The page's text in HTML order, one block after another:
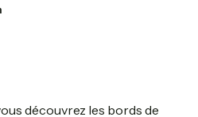
découvrez les bords de